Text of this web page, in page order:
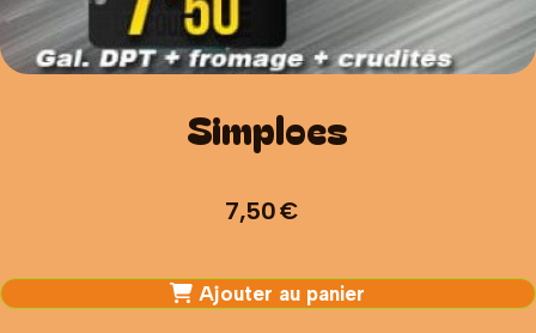
Simploes
7,50€
Ajouter au panier